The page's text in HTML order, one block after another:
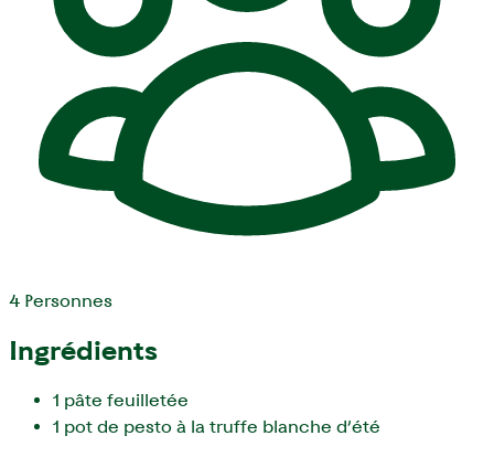
4 Personnes
Ingrédients
1 pâte feuilletée
1 pot de pesto à la truffe blanche d’été